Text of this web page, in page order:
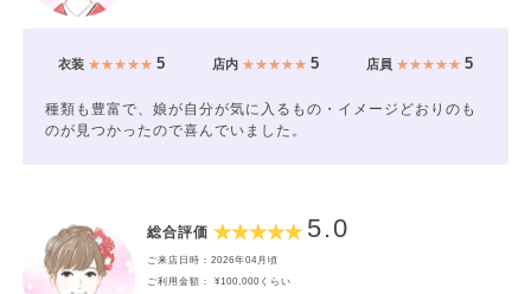
衣装★★★★★ 5 店内★★★★★ 5 店員 ★★★★★5
種類も豊富で、娘が自分が気に入るもの・イメージどおりのも
のが見つかったので喜んでいました。
総合評価 5.0
ご来店日時：2026年04月頃
ご利用金額： ¥100,000くらい